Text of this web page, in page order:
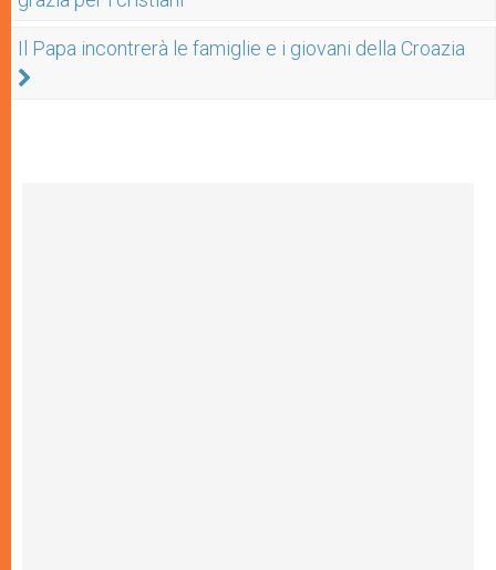
Il Papa incontrerà le famiglie e i giovani della Croazia